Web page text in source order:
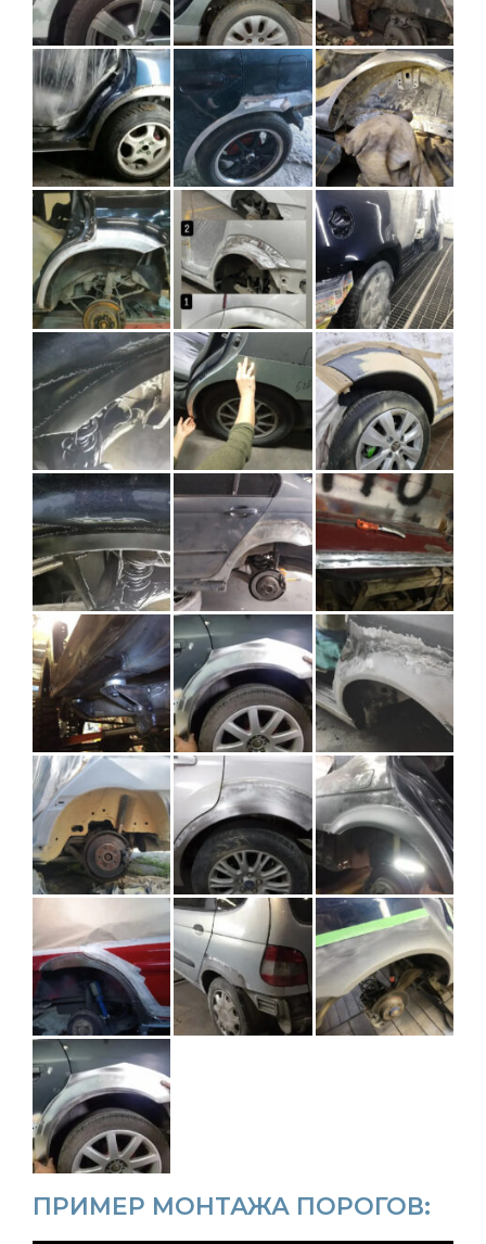
ПРИМЕР МОНТАЖА ПОРОГОВ: